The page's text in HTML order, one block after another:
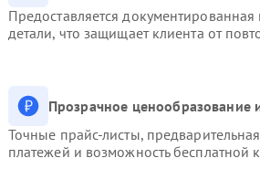
Предоставляется
детали, что защищает клиента от
Прозрачное ценообразование
Точные прайс-листы,
платежей и возможность бесплатной